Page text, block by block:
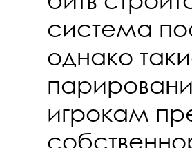
система
однако
игрокам